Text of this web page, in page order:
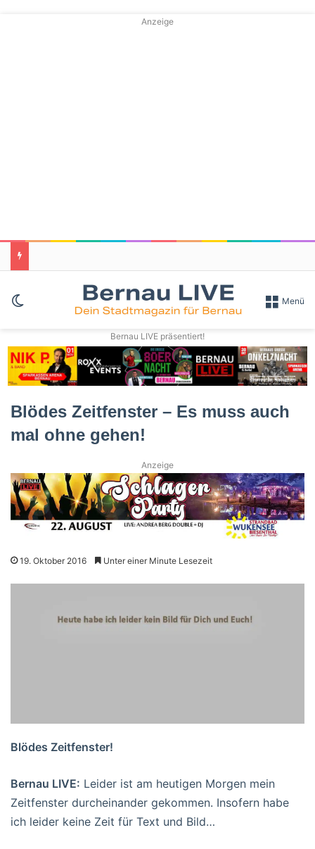
Anzeige
Skin umschalten Menü
Bernau LIVE präsentiert!
Blödes Zeitfenster – Es muss auch
mal ohne gehen!
Anzeige
19. Oktober 2016 Unter einer Minute Lesezeit
Blödes Zeitfenster!
Bernau LIVE: Leider ist am heutigen Morgen mein
Zeitfenster durcheinander gekommen. Insofern habe
ich leider keine Zeit für Text und Bild…